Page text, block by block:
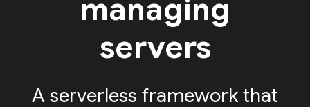
managing
servers
A serverless framework that